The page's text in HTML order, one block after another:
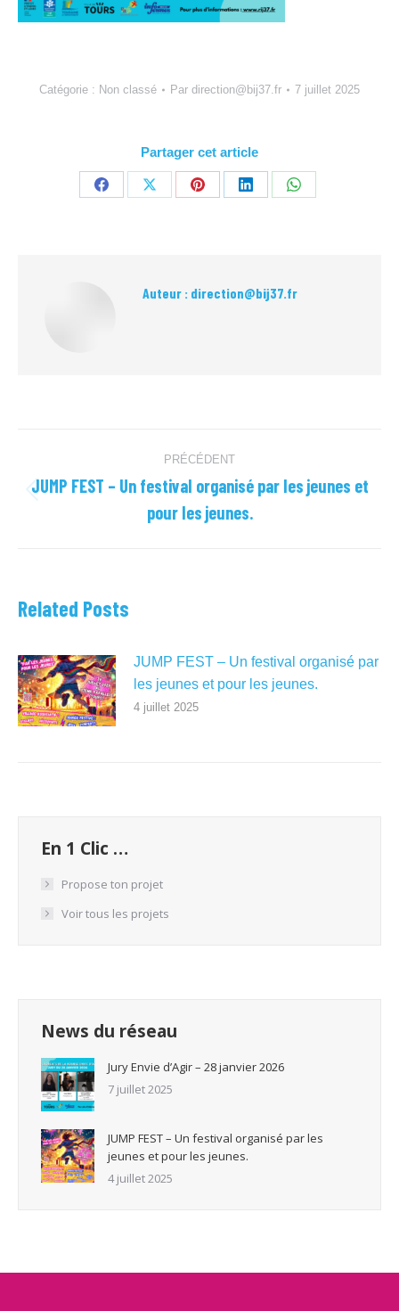
Catégorie : Non classé Par direction@bij37.fr 7 juillet 2025
Partager cet article
PartagerPartagerPartagerPartagerPartager
Auteur : direction@bij37.fr
Navigation
article
PRÉCÉDENT
Article
précédent
JUMP FEST – Un festival organisé par les jeunes et
pour les jeunes.
Related Posts
JUMP FEST – Un festival organisé par
les jeunes et pour les jeunes.
4 juillet 2025
En 1 Clic …
Propose ton projet
Voir tous les projets
News du réseau
Jury Envie d’Agir – 28 janvier 2026
7 juillet 2025
JUMP FEST – Un festival organisé par les
jeunes et pour les jeunes.
4 juillet 2025